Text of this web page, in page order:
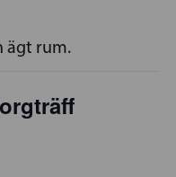
ägt rum.